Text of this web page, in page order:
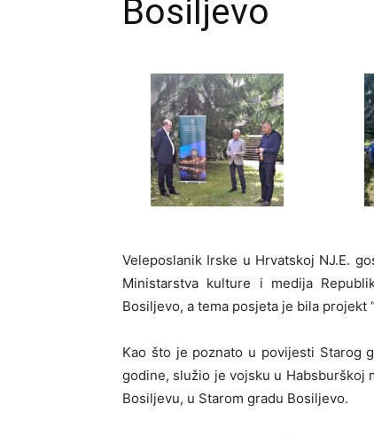
Bosiljevo
Veleposlanik Irske u Hrvatskoj NJ.E.
Ministarstva kulture i medija
Bosiljevo, a tema posjeta je bila projekt
Kao što je poznato u povijesti Starog
godine, služio je vojsku u Habsburškoj
Bosiljevu, u Starom gradu Bosiljevo.